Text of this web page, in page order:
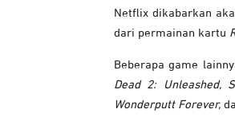
Netflix dikabarkan
dari permainan kartu
Beberapa game
Dead 2: Unleashed,
Wonderputt Forever,